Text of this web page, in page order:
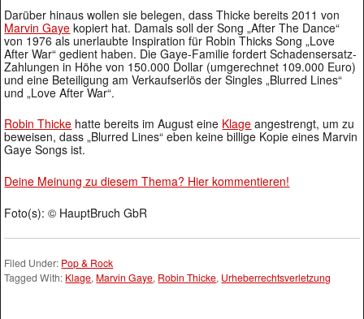
Darüber hinaus wollen sie belegen, dass Thicke bereits 2011 von
Marvin Gaye kopiert hat. Damals soll der Song „After The Dance“
von 1976 als unerlaubte Inspiration für Robin Thicks Song „Love
After War“ gedient haben. Die Gaye-Familie fordert Schadensersatz-
Zahlungen in Höhe von 150.000 Dollar (umgerechnet 109.000 Euro)
und eine Beteiligung am Verkaufserlös der Singles „Blurred Lines“
und „Love After War“.
Robin Thicke hatte bereits im August eine Klage angestrengt, um zu
beweisen, dass „Blurred Lines“ eben keine billige Kopie eines Marvin
Gaye Songs ist.
Deine Meinung zu diesem Thema? Hier kommentieren!
Foto(s): © HauptBruch GbR
Filed Under: Pop & Rock
Tagged With: Klage, Marvin Gaye, Robin Thicke, Urheberrechtsverletzung